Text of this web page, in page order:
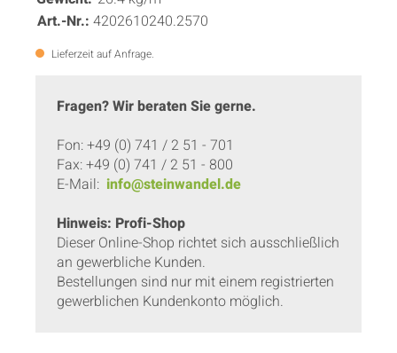
Art.-Nr.: 4202610240.2570
Lieferzeit auf Anfrage.
Fragen? Wir beraten Sie gerne.
Fon: +49 (0) 741 / 2 51 - 701
Fax: +49 (0) 741 / 2 51 - 800
E-Mail: info@steinwandel.de
Hinweis: Profi-Shop
Dieser Online-Shop richtet sich ausschließlich
an gewerbliche Kunden.
Bestellungen sind nur mit einem registrierten
gewerblichen Kundenkonto möglich.